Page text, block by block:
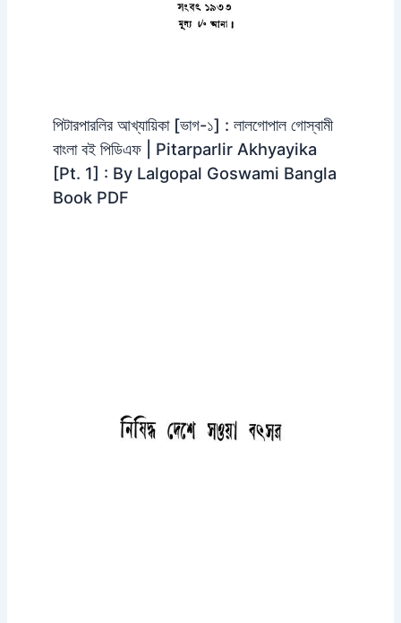
পিটারপারলির আখ্যায়িকা [ভাগ-১] : লালগোপাল গোস্বামী
বাংলা বই পিডিএফ | Pitarparlir Akhyayika
[Pt. 1] : By Lalgopal Goswami Bangla
Book PDF